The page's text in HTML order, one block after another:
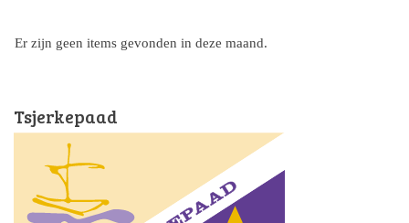
Er zijn geen items gevonden in deze maand.
Tsjerkepaad